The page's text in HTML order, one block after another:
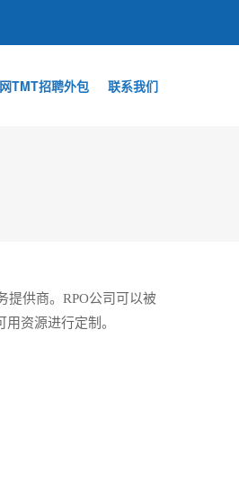
TMT招聘外包 联系我们
提供商。RPO公司可以被
资源进行定制。